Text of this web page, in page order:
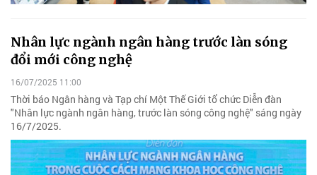
Nhân lực ngành ngân hàng trước làn sóng
đổi mới công nghệ
16/07/2025 11:00
Thời báo Ngân hàng và Tạp chí Một Thế Giới tổ chức Diễn đàn
"Nhân lực ngành ngân hàng, trước làn sóng công nghệ" sáng ngày
16/7/2025.